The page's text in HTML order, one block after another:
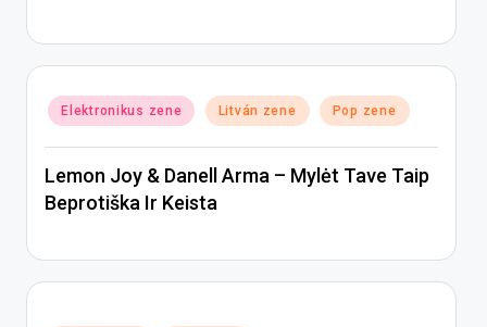
Posted
in
Elektronikus zene Litván zene Pop zene
Lemon Joy & Danell Arma – Mylėt Tave Taip
Beprotiška Ir Keista